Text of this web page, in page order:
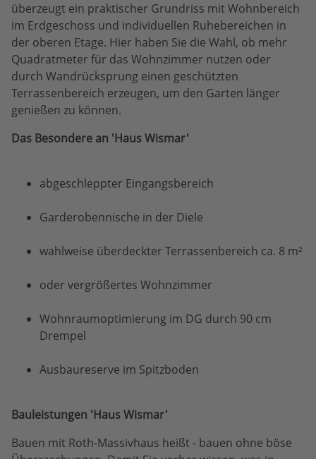
überzeugt ein praktischer Grundriss mit Wohnbereich
im Erdgeschoss und individuellen Ruhebereichen in
der oberen Etage. Hier haben Sie die Wahl, ob mehr
Quadratmeter für das Wohnzimmer nutzen oder
durch Wandrücksprung einen geschützten
Terrassenbereich erzeugen, um den Garten länger
genießen zu können.
Das Besondere an 'Haus Wismar'
abgeschleppter Eingangsbereich
Garderobennische in der Diele
wahlweise überdeckter Terrassenbereich ca. 8 m²
oder vergrößertes Wohnzimmer
Wohnraumoptimierung im DG durch 90 cm
Drempel
Ausbaureserve im Spitzboden
Bauleistungen 'Haus Wismar'
Bauen mit Roth-Massivhaus heißt - bauen ohne böse